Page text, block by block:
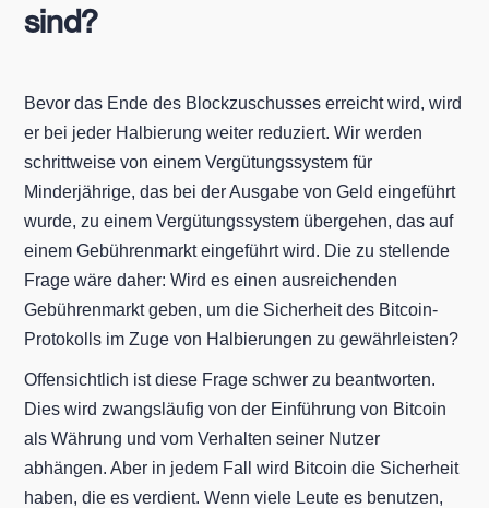
sind?
Bevor das Ende des Blockzuschusses erreicht wird, wird
er bei jeder Halbierung weiter reduziert. Wir werden
schrittweise von einem Vergütungssystem für
Minderjährige, das bei der Ausgabe von Geld eingeführt
wurde, zu einem Vergütungssystem übergehen, das auf
einem Gebührenmarkt eingeführt wird. Die zu stellende
Frage wäre daher: Wird es einen ausreichenden
Gebührenmarkt geben, um die Sicherheit des Bitcoin-
Protokolls im Zuge von Halbierungen zu gewährleisten?
Offensichtlich ist diese Frage schwer zu beantworten.
Dies wird zwangsläufig von der Einführung von Bitcoin
als Währung und vom Verhalten seiner Nutzer
abhängen. Aber in jedem Fall wird Bitcoin die Sicherheit
haben, die es verdient. Wenn viele Leute es benutzen,